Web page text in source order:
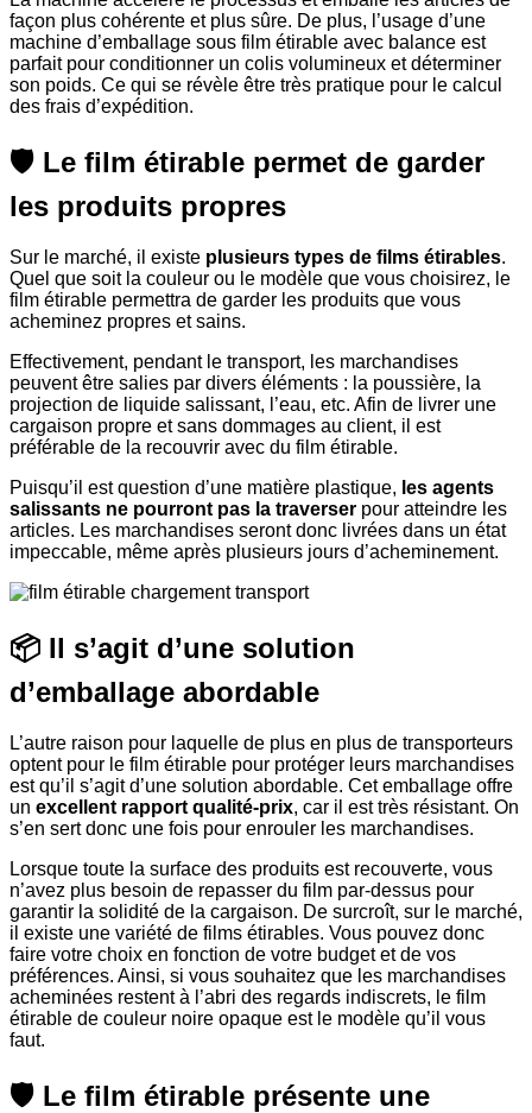
façon plus cohérente et plus sûre. De plus, l’usage d’une
machine d’emballage sous film étirable avec balance est
parfait pour conditionner un colis volumineux et déterminer
son poids. Ce qui se révèle être très pratique pour le calcul
des frais d’expédition.
🛡️ Le film étirable permet de garder
les produits propres
Sur le marché, il existe plusieurs types de films étirables.
Quel que soit la couleur ou le modèle que vous choisirez, le
film étirable permettra de garder les produits que vous
acheminez propres et sains.
Effectivement, pendant le transport, les marchandises
peuvent être salies par divers éléments : la poussière, la
projection de liquide salissant, l’eau, etc. Afin de livrer une
cargaison propre et sans dommages au client, il est
préférable de la recouvrir avec du film étirable.
Puisqu’il est question d’une matière plastique, les agents
salissants ne pourront pas la traverser pour atteindre les
articles. Les marchandises seront donc livrées dans un état
impeccable, même après plusieurs jours d’acheminement.
📦 Il s’agit d’une solution
d’emballage abordable
L’autre raison pour laquelle de plus en plus de transporteurs
optent pour le film étirable pour protéger leurs marchandises
est qu’il s’agit d’une solution abordable. Cet emballage offre
un excellent rapport qualité-prix, car il est très résistant. On
s’en sert donc une fois pour enrouler les marchandises.
Lorsque toute la surface des produits est recouverte, vous
n’avez plus besoin de repasser du film par-dessus pour
garantir la solidité de la cargaison. De surcroît, sur le marché,
il existe une variété de films étirables. Vous pouvez donc
faire votre choix en fonction de votre budget et de vos
préférences. Ainsi, si vous souhaitez que les marchandises
acheminées restent à l’abri des regards indiscrets, le film
étirable de couleur noire opaque est le modèle qu’il vous
faut.
🛡️ Le film étirable présente une